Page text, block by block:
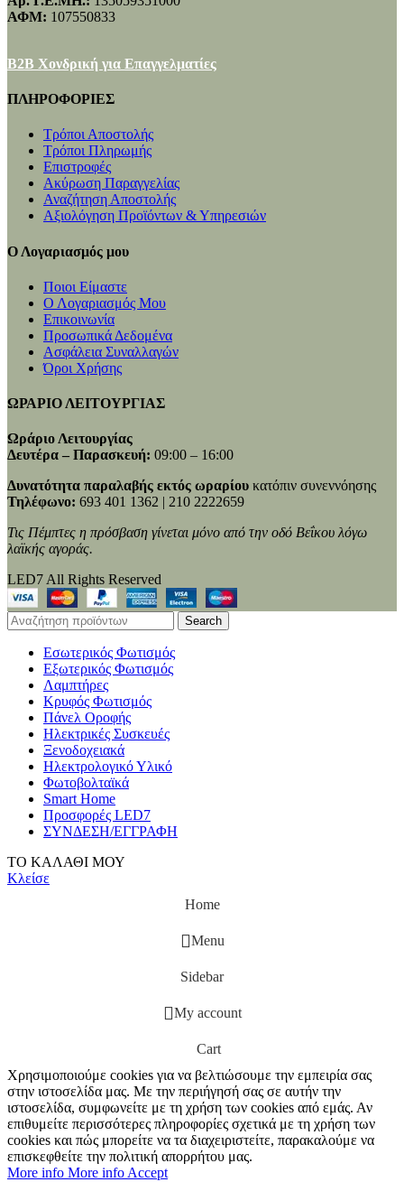
ΑΦΜ: 107550833
B2B Χονδρική για Επαγγελματίες
ΠΛΗΡΟΦΟΡΙΕΣ
Τρόποι Αποστολής
Τρόποι Πληρωμής
Επιστροφές
Ακύρωση Παραγγελίας
Αναζήτηση Αποστολής
Αξιολόγηση Προϊόντων & Υπηρεσιών
Ο Λογαριασμός μου
Ποιοι Είμαστε
Ο Λογαριασμός Μου
Επικοινωνία
Προσωπικά Δεδομένα
Ασφάλεια Συναλλαγών
Όροι Χρήσης
ΩΡΑΡΙΟ ΛΕΙΤΟΥΡΓΙΑΣ
Ωράριο Λειτουργίας
Δευτέρα – Παρασκευή: 09:00 – 16:00
Δυνατότητα παραλαβής εκτός ωραρίου κατόπιν συνεννόησης
Τηλέφωνο: 693 401 1362 | 210 2222659
Τις Πέμπτες η πρόσβαση γίνεται μόνο από την οδό Βεΐκου λόγω
λαϊκής αγοράς.
LED7 All Rights Reserved
Search
Εσωτερικός Φωτισμός
Εξωτερικός Φωτισμός
Λαμπτήρες
Κρυφός Φωτισμός
Πάνελ Οροφής
Ηλεκτρικές Συσκευές
Ξενοδοχειακά
Ηλεκτρολογικό Υλικό
Φωτοβολταϊκά
Smart Home
Προσφορές LED7
ΣΥΝΔΕΣΗ/ΕΓΓΡΑΦΗ
ΤΟ ΚΑΛΑΘΙ ΜΟΥ
Κλείσε
Home
Menu
Sidebar
My account
Cart
Χρησιμοποιούμε cookies για να βελτιώσουμε την εμπειρία σας
στην ιστοσελίδα μας. Με την περιήγησή σας σε αυτήν την
ιστοσελίδα, συμφωνείτε με τη χρήση των cookies από εμάς. Αν
επιθυμείτε περισσότερες πληροφορίες σχετικά με τη χρήση των
cookies και πώς μπορείτε να τα διαχειριστείτε, παρακαλούμε να
επισκεφθείτε την πολιτική απορρήτου μας.
More info More info Accept